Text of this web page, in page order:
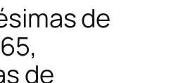
de
de